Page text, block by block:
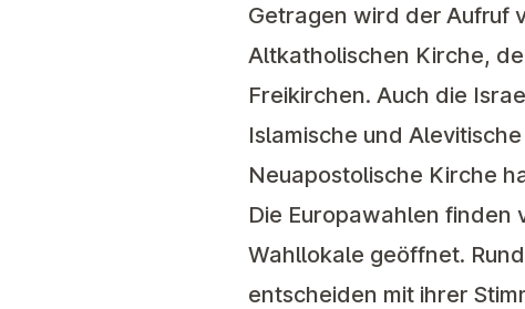
Getragen wird der Aufruf
Altkatholischen Kirche,
Freikirchen. Auch die
Islamische und
Neuapostolische Kirche
Die Europawahlen finden
Wahllokale geöffnet.
entscheiden mit ihrer